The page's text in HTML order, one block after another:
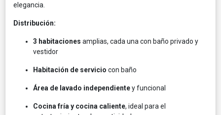
elegancia.
Distribución:
3 habitaciones amplias, cada una con baño privado y
vestidor
Habitación de servicio con baño
Área de lavado independientey funcional
Cocina fría y cocina caliente, ideal para el